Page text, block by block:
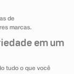
de
marcas.
em um
tudo o que você